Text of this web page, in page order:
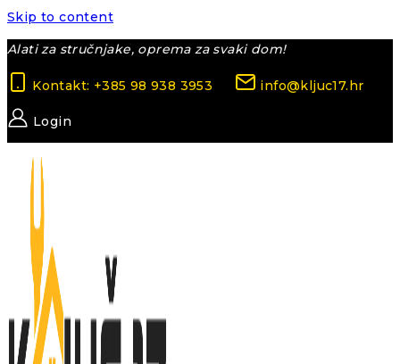
Skip to content
Alati za stručnjake, oprema za svaki dom!
Kontakt: +385 98 938 3953 info@kljuc17.hr
Login